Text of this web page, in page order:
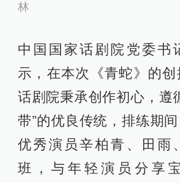
林
中国国家话剧院党委书
示，在本次《青蛇》的创
话剧院秉承创作初心，遵
带”的优良传统，排练期
优秀演员辛柏青、田雨
班，与年轻演员分享